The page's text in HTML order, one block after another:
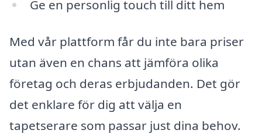
Ge en personlig touch till ditt hem
Med vår plattform får du inte bara priser
utan även en chans att jämföra olika
företag och deras erbjudanden. Det gör
det enklare för dig att välja en
tapetserare som passar just dina behov.